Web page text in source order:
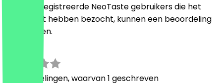
Alleen geregistreerde NeoTaste gebruikers die het
restaurant hebben bezocht, kunnen een beoordeling
achterlaten.
Beoordelingen, waarvan 1 geschreven